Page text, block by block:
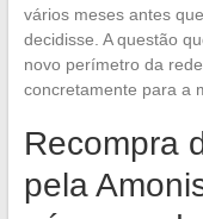
vários meses antes
decidisse. A questão
novo perímetro da
concretamente para a
Recompra
pela